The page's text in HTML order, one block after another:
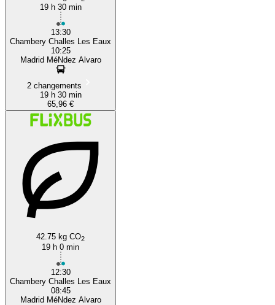
19 h 30 min
13:30
Chambery Challes Les Eaux
10:25
Madrid MéNdez Alvaro
2 changements
19 h 30 min
65,96 €
42.75 kg CO2
19 h 0 min
12:30
Chambery Challes Les Eaux
08:45
Madrid MéNdez Alvaro